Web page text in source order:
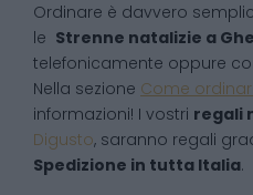
Ordinare è davvero
le Strenne natalizie a
telefonicamente oppure
Nella sezione Come
informazioni! I vostri regali
Digusto, saranno regali
Spedizione in tutta Italia.